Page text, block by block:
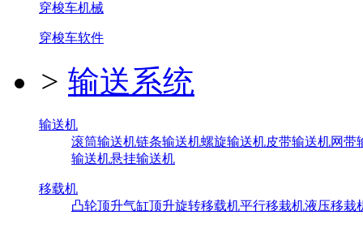
穿梭车机械
穿梭车软件
> 输送系统
输送机
滚筒输送机链条输送机螺旋输送机皮带输送机网带
输送机悬挂输送机
移载机
凸轮顶升气缸顶升旋转移载机平行移栽机液压移栽